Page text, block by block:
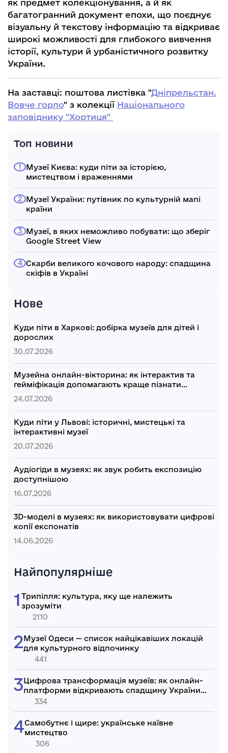
як предмет колекціонування, а й як
багатогранний документ епохи, що поєднує
візуальну й текстову інформацію та відкриває
широкі можливості для глибокого вивчення
історії, культури й урбаністичного розвитку
України.
На заставці: поштова листівка "Дніпрельстан.
Вовче горло" з колекції Національного
заповіднику "Хортиця"
Топ новини
Музеї Києва: куди піти за історією,
мистецтвом і враженнями
Музеї України: путівник по культурній мапі
країни
Музеї, в яких неможливо побувати: що зберіг
Google Street View
Скарби великого кочового народу: спадщина
скіфів в Україні
Нове
Куди піти в Харкові: добірка музеїв для дітей і
дорослих
30.07.2026
Музейна онлайн-вікторина: як інтерактив та
гейміфікація допомагають краще пізнати
культуру України
24.07.2026
Куди піти у Львові: історичні, мистецькі та
інтерактивні музеї
20.07.2026
Аудіогіди в музеях: як звук робить експозицію
доступнішою
16.07.2026
3D-моделі в музеях: як використовувати цифрові
копії експонатів
14.06.2026
Найпопулярніше
Трипілля: культура, яку ще належить
зрозуміти
2110
Музеї Одеси — список найцікавіших локацій
для культурного відпочинку
441
Цифрова трансформація музеїв: як онлайн-
платформи відкривають спадщину України
світові
334
Самобутнє і щире: українське наївне
мистецтво
306